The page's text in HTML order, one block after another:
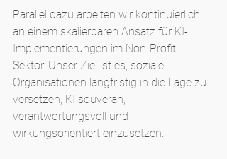
Parallel dazu arbeiten wir kontinuierlich
an einem skalierbaren Ansatz für KI-
Implementierungen im Non-Profit-
Sektor. Unser Ziel ist es, soziale
Organisationen langfristig in die Lage zu
versetzen, KI souverän,
verantwortungsvoll und
wirkungsorientiert einzusetzen.